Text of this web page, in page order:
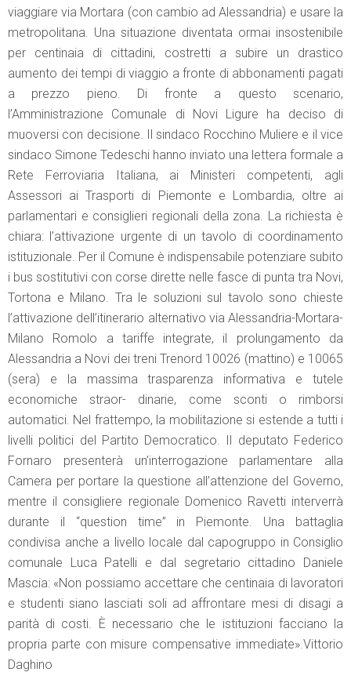
viaggiare via Mortara (con cambio ad Alessandria) e usare la
metropolitana. Una situazione diventata ormai insostenibile
per centinaia di cittadini, costretti a subire un drastico
aumento dei tempi di viaggio a fronte di abbonamenti pagati
a prezzo pieno. Di fronte a questo scenario,
l’Amministrazione Comunale di Novi Ligure ha deciso di
muoversi con decisione. Il sindaco Rocchino Muliere e il vice
sindaco Simone Tedeschi hanno inviato una lettera formale a
Rete Ferroviaria Italiana, ai Ministeri competenti, agli
Assessori ai Trasporti di Piemonte e Lombardia, oltre ai
parlamentari e consiglieri regionali della zona. La richiesta è
chiara: l’attivazione urgente di un tavolo di coordinamento
istituzionale. Per il Comune è indispensabile potenziare subito
i bus sostitutivi con corse dirette nelle fasce di punta tra Novi,
Tortona e Milano. Tra le soluzioni sul tavolo sono chieste
l’attivazione dell’itinerario alternativo via Alessandria-Mortara-
Milano Romolo a tariffe integrate, il prolungamento da
Alessandria a Novi dei treni Trenord 10026 (mattino) e 10065
(sera) e la massima trasparenza informativa e tutele
economiche straor- dinarie, come sconti o rimborsi
automatici. Nel frattempo, la mobilitazione si estende a tutti i
livelli politici del Partito Democratico. Il deputato Federico
Fornaro presenterà un’interrogazione parlamentare alla
Camera per portare la questione all’attenzione del Governo,
mentre il consigliere regionale Domenico Ravetti interverrà
durante il “question time” in Piemonte. Una battaglia
condivisa anche a livello locale dal capogruppo in Consiglio
comunale Luca Patelli e dal segretario cittadino Daniele
Mascia: «Non possiamo accettare che centinaia di lavoratori
e studenti siano lasciati soli ad affrontare mesi di disagi a
parità di costi. È necessario che le istituzioni facciano la
propria parte con misure compensative immediate».Vittorio
Daghino